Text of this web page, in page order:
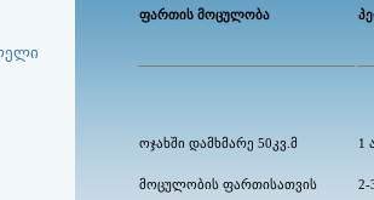
ფართის მოცულობა
ოჯახში დამხმარე 50კვ.მ
მოცულობის ფართისათვის
1
2-